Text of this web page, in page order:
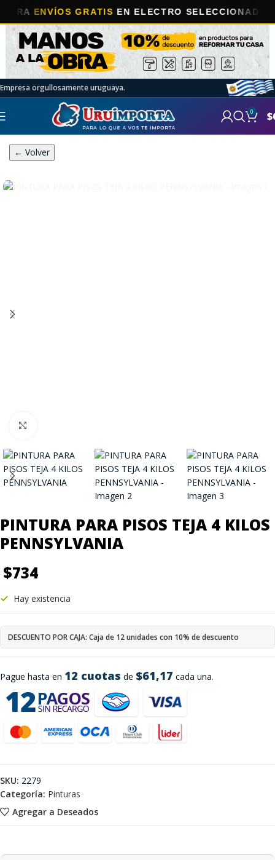
ENVÍOS GRATISEN ELECTRO SELECCIONADOS!
Empresa orgullosamente uruguaya.
0 $
← Volver
PINTURA PARA PISOS TEJA 4 KILOS
PENNSYLVANIA
$734
Pague hasta en 12 cuotas de $61,17 cada una.
Hay existencia
DESCUENTO POR CAJA: Caja de 12 unidades con 10% de descuento
Agregar a Deseados
SKU: 2279
Categoría: Pinturas